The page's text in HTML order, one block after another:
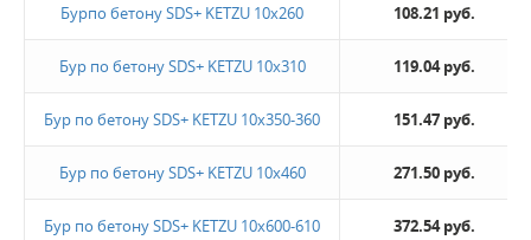
Бурпо бетону SDS+ KETZU 10х260 108.21 руб.
Бур по бетону SDS+ KETZU 10х310 119.04 руб.
Бур по бетону SDS+ KETZU 10х350-360 151.47 руб.
Бур по бетону SDS+ KETZU 10х460 271.50 руб.
Бур по бетону SDS+ KETZU 10х600-610 372.54 руб.